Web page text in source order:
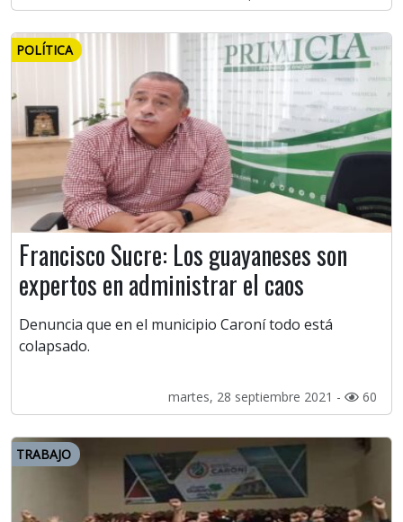
POLÍTICA
Francisco Sucre: Los guayaneses son
expertos en administrar el caos
Denuncia que en el municipio Caroní todo está
colapsado.
martes, 28 septiembre 2021 - 60
TRABAJO